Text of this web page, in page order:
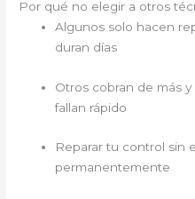
Por qué no elegir a otros
Algunos solo hacen
duran días
Otros cobran de más
fallan rápido
Reparar tu control sin
permanentemente